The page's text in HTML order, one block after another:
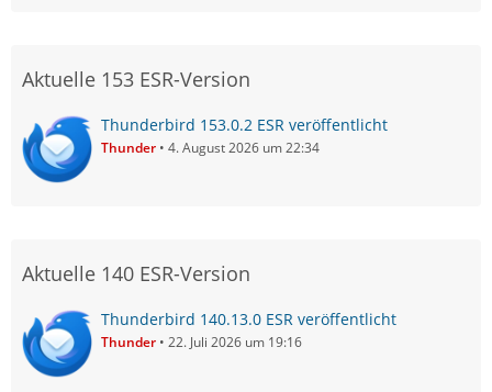
Aktuelle 153 ESR-Version
Thunderbird 153.0.2 ESR veröffentlicht
Thunder 4. August 2026 um 22:34
Aktuelle 140 ESR-Version
Thunderbird 140.13.0 ESR veröffentlicht
Thunder 22. Juli 2026 um 19:16